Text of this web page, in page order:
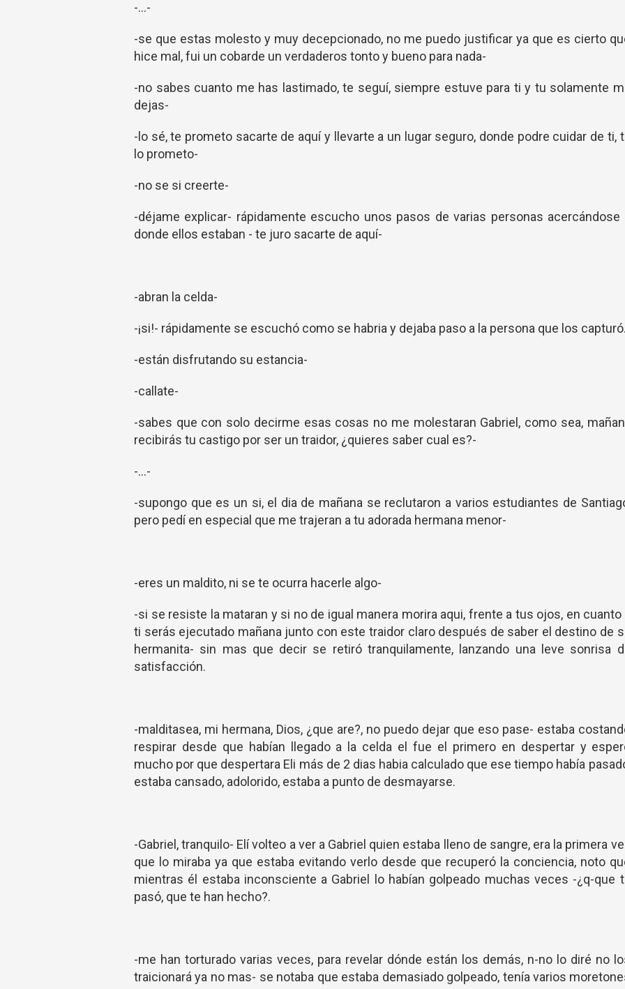
-...-
-se que estas molesto y muy decepcionado, no me puedo justificar ya que es cierto
hice mal, fui un cobarde un verdaderos tonto y bueno para nada-
-no sabes cuanto me has lastimado, te seguí, siempre estuve para ti y tu solamente
dejas-
-lo sé, te prometo sacarte de aquí y llevarte a un lugar seguro, donde podre cuidar de ti,
lo prometo-
-no se si creerte-
-déjame explicar- rápidamente escucho unos pasos de varias personas acercándose
donde ellos estaban - te juro sacarte de aquí-
-abran la celda-
-¡si!- rápidamente se escuchó como se habria y dejaba paso a la persona que los
-están disfrutando su estancia-
-callate-
-sabes que con solo decirme esas cosas no me molestaran Gabriel, como sea,
recibirás tu castigo por ser un traidor, ¿quieres saber cual es?-
-...-
-supongo que es un si, el dia de mañana se reclutaron a varios estudiantes de
pero pedí en especial que me trajeran a tu adorada hermana menor-
-eres un maldito, ni se te ocurra hacerle algo-
-si se resiste la mataran y si no de igual manera morira aqui, frente a tus ojos, en cuanto
ti serás ejecutado mañana junto con este traidor claro después de saber el destino de
hermanita- sin mas que decir se retiró tranquilamente, lanzando una leve sonrisa
satisfacción.
-malditasea, mi hermana, Dios, ¿que are?, no puedo dejar que eso pase- estaba
respirar desde que habían llegado a la celda el fue el primero en despertar y
mucho por que despertara Eli más de 2 dias habia calculado que ese tiempo había
estaba cansado, adolorido, estaba a punto de desmayarse.
-Gabriel, tranquilo- Elí volteo a ver a Gabriel quien estaba lleno de sangre, era la primera
que lo miraba ya que estaba evitando verlo desde que recuperó la conciencia, noto
mientras él estaba inconsciente a Gabriel lo habían golpeado muchas veces -¿q-que
pasó, que te han hecho?.
-me han torturado varias veces, para revelar dónde están los demás, n-no lo diré no
traicionará ya no mas- se notaba que estaba demasiado golpeado, tenía varios